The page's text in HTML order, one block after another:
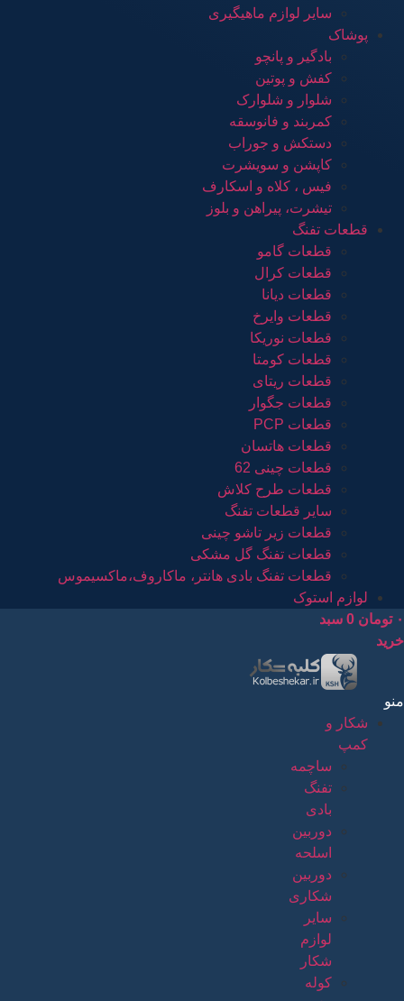
سایر لوازم ماهیگیری
پوشاک
بادگیر و پانچو
کفش و پوتین
شلوار و شلوارک
کمربند و فانوسقه
دستکش و جوراب
کاپشن و سویشرت
فیس ، کلاه و اسکارف
تیشرت، پیراهن و بلوز
قطعات تفنگ
قطعات گامو
قطعات کرال
قطعات دیانا
قطعات وایرخ
قطعات نوریکا
قطعات کومتا
قطعات ریتای
قطعات جگوار
قطعات PCP
قطعات هاتسان
قطعات چینی 62
قطعات طرح کلاش
سایر قطعات تفنگ
قطعات زیر تاشو چینی
قطعات تفنگ گل مشکی
قطعات تفنگ بادی هانتر، ماکاروف،ماکسیموس
لوازم استوک
۰ تومان 0 سبد
خرید
منو
شکار و
کمپ
ساچمه
تفنگ
بادی
دوربین
اسلحه
دوربین
شکاری
سایر
لوازم
شکار
کوله